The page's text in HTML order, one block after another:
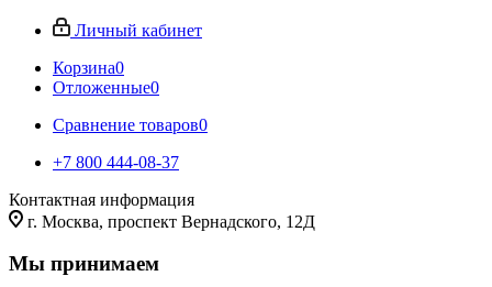
Личный кабинет
Корзина0
Отложенные0
Сравнение товаров0
+7 800 444-08-37
Контактная информация
г. Москва, проспект Вернадского, 12Д
Мы принимаем